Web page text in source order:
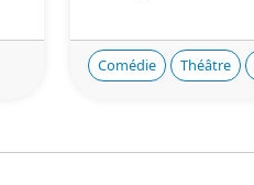
Comédie Théâtre